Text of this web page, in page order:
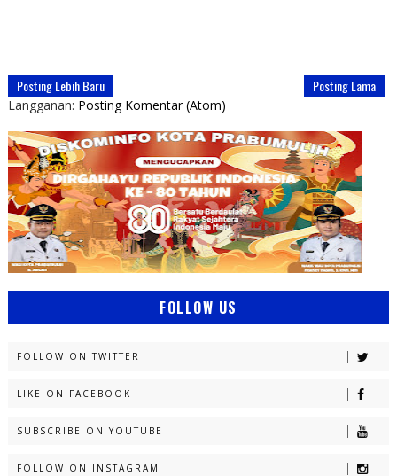
Posting Lebih Baru Posting Lama
Langganan: Posting Komentar (Atom)
FOLLOW US
FOLLOW ON TWITTER
LIKE ON FACEBOOK
SUBSCRIBE ON YOUTUBE
FOLLOW ON INSTAGRAM